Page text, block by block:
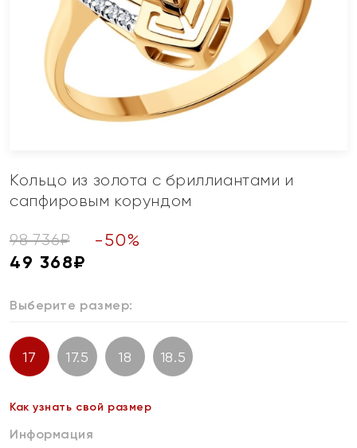
Кольцо из золота с бриллиантами и
сапфировым корундом
98 736₽ -50%
49 368₽
Выберите размер:
17 17.5 18 18.5
Как узнать свой размер
Информация